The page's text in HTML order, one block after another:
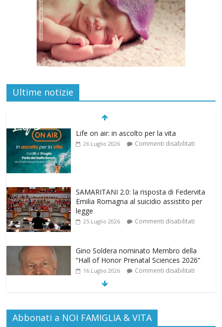
Ultime notizie
Life on air: in ascolto per la vita
26 Luglio 2026 Commenti disabilitati
SAMARITANI 2.0: la risposta di Federvita
Emilia Romagna al suicidio assistito per
legge
25 Luglio 2026 Commenti disabilitati
Gino Soldera nominato Membro della
“Hall of Honor Prenatal Sciences 2026”
16 Luglio 2026 Commenti disabilitati
EDITORIA: “LETTERE AL POPOLO
DELLA VITA”
Abbonati a NOI FAMIGLIA & VITA